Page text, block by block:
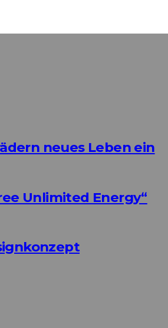
neues Leben ein
Unlimited Energy“